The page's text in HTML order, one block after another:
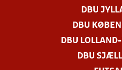
DBU
DBU
DBU
DBU